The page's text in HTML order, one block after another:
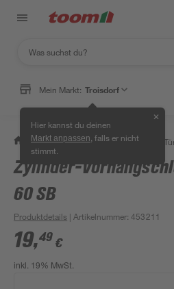
Mein Markt: Troisdorf
Hier kannst du deinen
Markt anpassen , falls er nicht
stimmt.
✕
/ Bauen & Renovieren / Fenster,
Zylinder-
60 SB
Produktdetails | Artikelnummer:453211
19,49 €
inkl. 19% MwSt.